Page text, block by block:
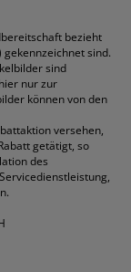
bezieht
sind.
sind
nur zur
können von den
versehen,
getätigt, so
des